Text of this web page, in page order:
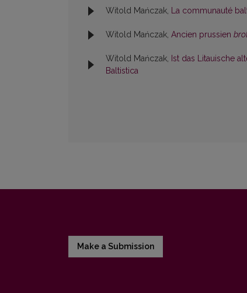
Witold Mańczak, La communauté
Witold Mańczak, Ancien prussien
Witold Mańczak, Ist das Litauische
Baltistica
Make a Submission